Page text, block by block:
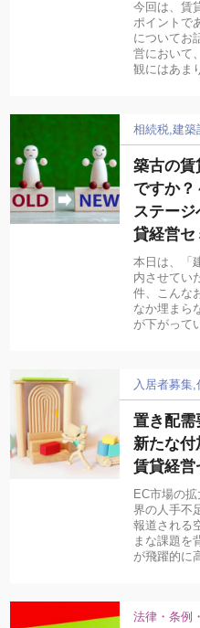
今回は、賃
ポイントで
についてお
営において
観にはあま
相続税 建築
築古の賃
ですか？
ステー
貸経営セ
本日は、「
内させてい
件、こんな
なか埋まら
が下がって
入居者募集
置き配需
新たな付
賃貸経営
EC市場の
界の人手不
報道される
まな課題を
が飛躍的に
法律・条例